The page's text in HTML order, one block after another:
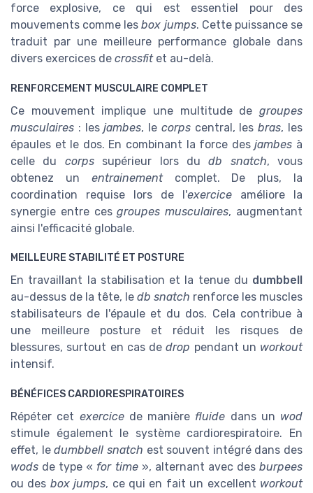
force explosive, ce qui est essentiel pour des
mouvements comme lesbox jumps. Cette puissance se
traduit par une meilleure performance globale dans
divers exercices de crossfitet au-delà.
RENFORCEMENT MUSCULAIRE COMPLET
Ce mouvement implique une multitude de groupes
musculaires : lesjambes, le corpscentral, lesbras, les
épaules et le dos. En combinant la force desjambes à
celle du corpssupérieur lors dudb snatch, vous
obtenez un entrainementcomplet. De plus, la
coordination requise lors de l'exercice améliore la
synergie entre cesgroupes musculaires, augmentant
ainsi l'efficacité globale.
MEILLEURE STABILITÉ ET POSTURE
En travaillant la stabilisation et la tenue du dumbbell
au-dessus de la tête, le db snatch renforce les muscles
stabilisateurs de l'épaule et du dos. Cela contribue à
une meilleure posture et réduit les risques de
blessures, surtout en cas dedrop pendant un workout
intensif.
BÉNÉFICES CARDIORESPIRATOIRES
Répéter cet exercicede manière fluide dans un wod
stimule également le système cardiorespiratoire. En
effet, ledumbbell snatch est souvent intégré dans des
wods de type « for time», alternant avec desburpees
ou des box jumps, ce qui en fait un excellent workout